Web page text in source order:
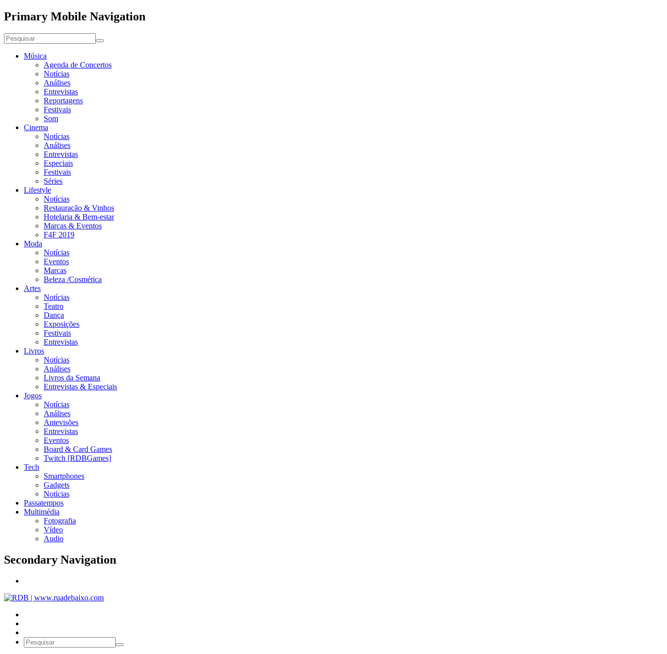
Primary Mobile Navigation
Música
Agenda de Concertos
Notícias
Análises
Entrevistas
Reportagens
Festivais
Som
Cinema
Notícias
Análises
Entrevistas
Especiais
Festivais
Séries
Lifestyle
Notícias
Restauração & Vinhos
Hotelaria & Bem-estar
Marcas & Eventos
F4F 2019
Moda
Notícias
Eventos
Marcas
Beleza /Cosmética
Artes
Notícias
Teatro
Dança
Exposições
Festivais
Entrevistas
Livros
Notícias
Análises
Livros da Semana
Entrevistas & Especiais
Jogos
Notícias
Análises
Antevisões
Entrevistas
Eventos
Board & Card Games
Twitch [RDBGames]
Tech
Smartphones
Gadgets
Notícias
Passatempos
Multimédia
Fotografia
Vídeo
Audio
Secondary Navigation